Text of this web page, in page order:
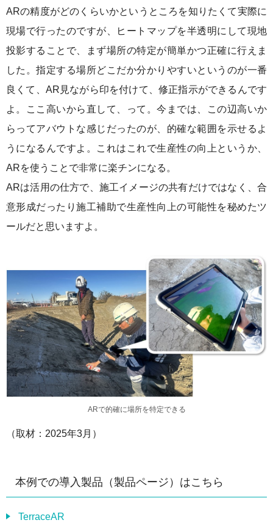
ARの精度がどのくらいかというところを知りたくて実際に
現場で行ったのですが、ヒートマップを半透明にして現地
投影することで、まず場所の特定が簡単かつ正確に行えま
した。指定する場所どこだか分かりやすいというのが一番
良くて、AR見ながら印を付けて、修正指示ができるんです
よ。ここ高いから直して、って。今までは、この辺高いか
らってアバウトな感じだったのが、的確な範囲を示せるよ
うになるんですよ。これはこれで生産性の向上というか、
ARを使うことで非常に楽チンになる。
ARは活用の仕方で、施工イメージの共有だけではなく、合
意形成だったり施工補助で生産性向上の可能性を秘めたツ
ールだと思いますよ。
ARで的確に場所を特定できる
（取材：2025年3月）
本例での導入製品（製品ページ）はこちら
TerraceAR